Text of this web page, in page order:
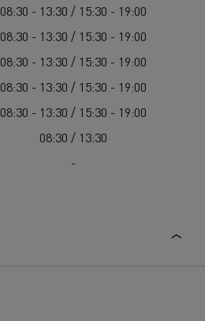
08:30 - 13:30 / 15:30 - 19:00
08:30 - 13:30 / 15:30 - 19:00
08:30 - 13:30 / 15:30 - 19:00
08:30 - 13:30 / 15:30 - 19:00
08:30 - 13:30 / 15:30 - 19:00
08:30 / 13:30
-